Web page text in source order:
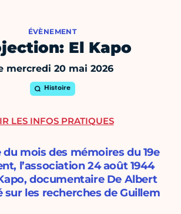
ÉVÈNEMENT
El Kapo
mercredi 20 mai 2026
Histoire
du mois des mémoires du 19e
l’association 24 août 1944
documentaire De Albert
sur les recherches de Guillem
LES INFOS PRATIQUES